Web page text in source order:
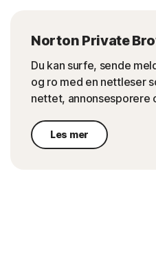
Norton Private
Du kan surfe, sende
og ro med en nettleser
nettet, annonsesporere
Les mer